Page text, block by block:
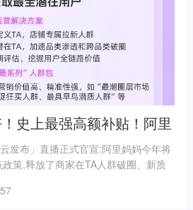
变化、新机遇。
史上最强高额补贴！阿里
出全局增长“三件事”！
发布」直播正式官宣:阿里妈妈今年将
策,释放了商家在TA人群破圈、新质
路径。昨天天猫正式公布,今年618将